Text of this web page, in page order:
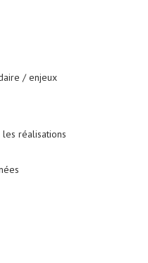
/ enjeux
réalisations